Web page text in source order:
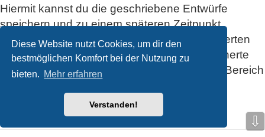
Diese Website nutzt Cookies, um dir den
bestmöglichen Komfort bei der Nutzung zu
bieten. Mehr erfahren
Verstanden!
Hiermit kannst du die geschriebene Entwürfe
speichern und zu einem späteren Zeitpunkt
vervollständigen und absenden. Den gesicherten
Beitrag kannst du mit der Funktion „Gespeicherte
Entwürfe verwalten“ in deinem persönlichen Bereich
⇩